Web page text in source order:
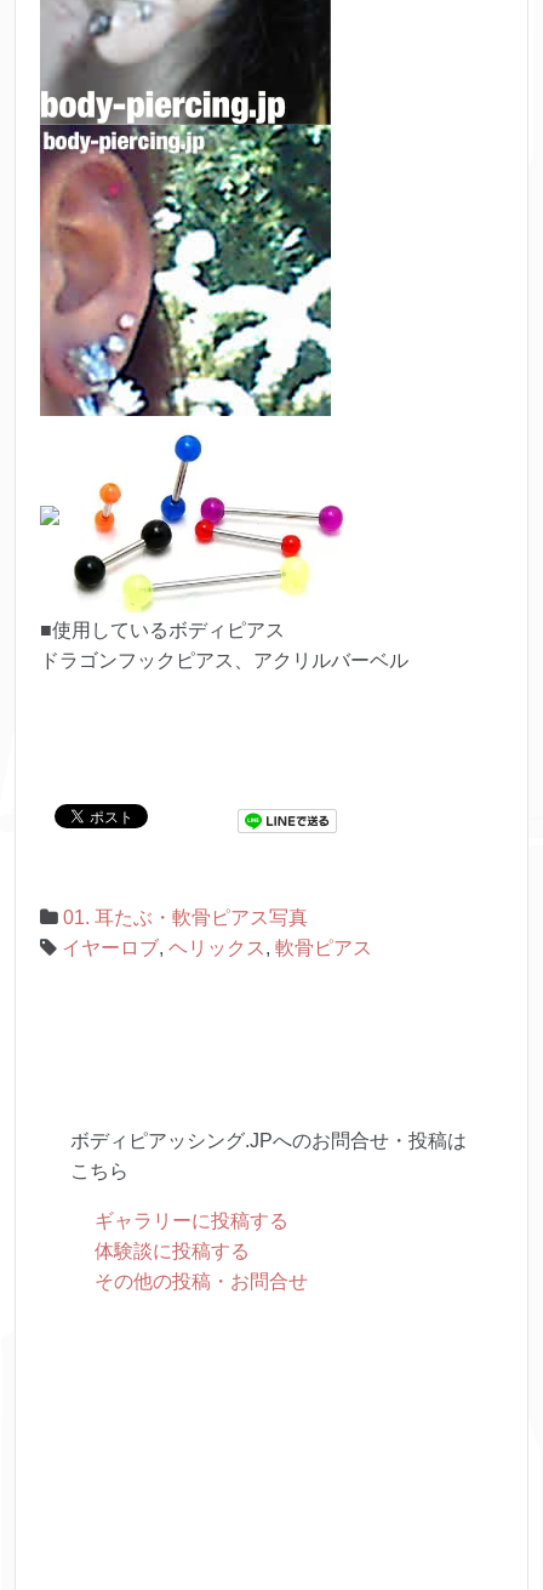
■使用しているボディピアス
ドラゴンフックピアス、アクリルバーベル
01. 耳たぶ・軟骨ピアス写真
イヤーロブ, ヘリックス , 軟骨ピアス
ボディピアッシング.JPへのお問合せ・投稿は
こちら
ギャラリーに投稿する
体験談に投稿する
その他の投稿・お問合せ